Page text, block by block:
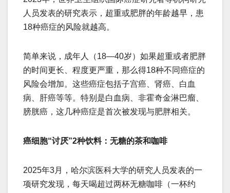
人员发表的研究表示，超重或肥胖的年龄越早，患
18种癌症的风险就越高。
简单来说，成年人（18—40岁）如果超重或者肥胖
的时间更长、程度更严重，那么得18种不同癌症的
风险会增加。这些癌症包括子宫癌、肾癌、白血
病、肝癌等等。特别是白血病、非霍奇金淋巴瘤、
膀胱癌，这几种癌症是首次被发现与肥胖相关。
癌细胞“讨厌”2种饮料：无糖的茶和咖啡
2025年3月，哈尔滨医科大学的研究人员发表的一
项研究发现，每天喝超过两杯无糖咖啡（一杯约